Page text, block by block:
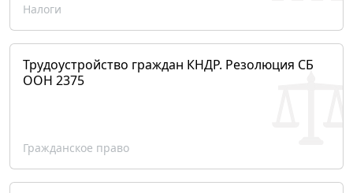
Налоги
Трудоустройство граждан КНДР. Резолюция СБ
ООН 2375
Гражданское право